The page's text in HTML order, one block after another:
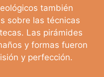
también
sobre las técnicas
Las pirámides
y formas fueron
y perfección.